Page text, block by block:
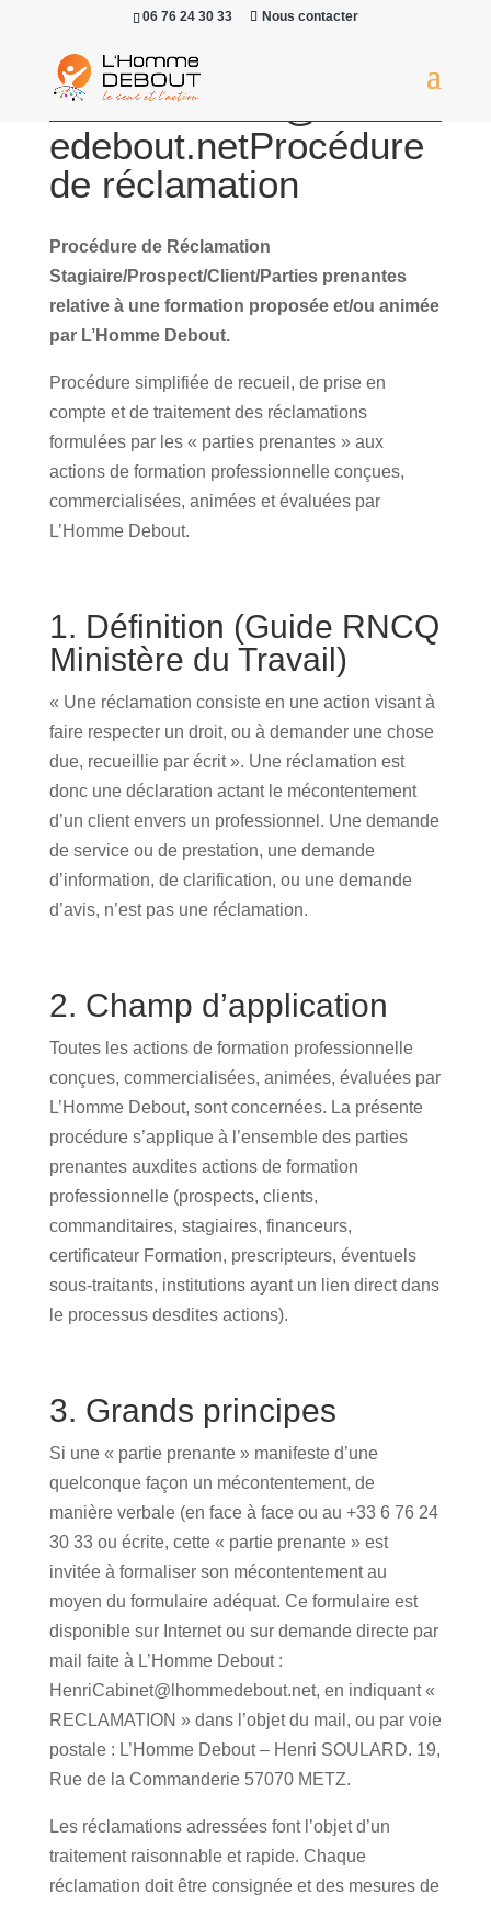
06 76 24 30 33 Nous contacter
HenriCabinet@lhomm
edebout.netProcédure
de réclamation
Procédure de Réclamation
Stagiaire/Prospect/Client/Parties prenantes
relative à une formation proposée et/ou animée
par L’Homme Debout.
Procédure simplifiée de recueil, de prise en
compte et de traitement des réclamations
formulées par les « parties prenantes » aux
actions de formation professionnelle conçues,
commercialisées, animées et évaluées par
L’Homme Debout.
1. Définition (Guide RNCQ
Ministère du Travail)
« Une réclamation consiste en une action visant à
faire respecter un droit, ou à demander une chose
due, recueillie par écrit ». Une réclamation est
donc une déclaration actant le mécontentement
d’un client envers un professionnel. Une demande
de service ou de prestation, une demande
d’information, de clarification, ou une demande
d’avis, n’est pas une réclamation.
2. Champ d’application
Toutes les actions de formation professionnelle
conçues, commercialisées, animées, évaluées par
L’Homme Debout, sont concernées. La présente
procédure s’applique à l’ensemble des parties
prenantes auxdites actions de formation
professionnelle (prospects, clients,
commanditaires, stagiaires, financeurs,
certificateur Formation, prescripteurs, éventuels
sous-traitants, institutions ayant un lien direct dans
le processus desdites actions).
3. Grands principes
Si une « partie prenante » manifeste d’une
quelconque façon un mécontentement, de
manière verbale (en face à face ou au +33 6 76 24
30 33 ou écrite, cette « partie prenante » est
invitée à formaliser son mécontentement au
moyen du formulaire adéquat. Ce formulaire est
disponible sur Internet ou sur demande directe par
mail faite à L’Homme Debout :
HenriCabinet@lhommedebout.net, en indiquant «
RECLAMATION » dans l’objet du mail, ou par voie
postale : L’Homme Debout – Henri SOULARD. 19,
Rue de la Commanderie57070 METZ.
Les réclamations adressées font l’objet d’un
traitement raisonnable et rapide. Chaque
réclamation doit être consignée et des mesures de